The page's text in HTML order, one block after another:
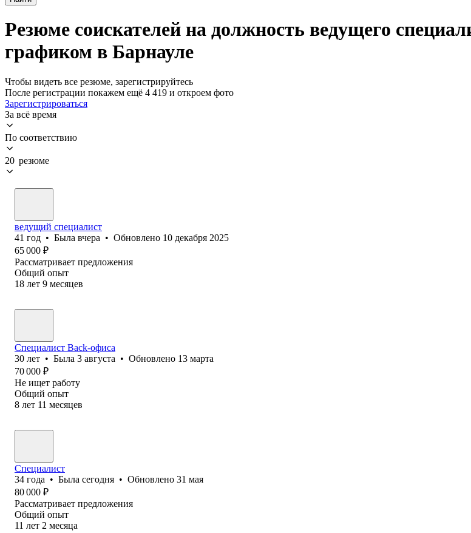
Резюме соискателей на должность ведущего
графиком в Барнауле
Чтобы видеть все резюме, зарегистрируйтесь
После регистрации покажем ещё 4 419 и откроем фото
Зарегистрироваться
За всё время
По соответствию
20 резюме
ведущий специалист
41 год • Была вчера • Обновлено 10 декабря 2025
65 000 ₽
Рассматривает предложения
Общий опыт
18 лет 9 месяцев
Специалист Back-офиса
30 лет • Была 3 августа • Обновлено 13 марта
70 000 ₽
Не ищет работу
Общий опыт
8 лет 11 месяцев
Специалист
34 года • Была сегодня • Обновлено 31 мая
80 000 ₽
Рассматривает предложения
Общий опыт
11 лет 2 месяца